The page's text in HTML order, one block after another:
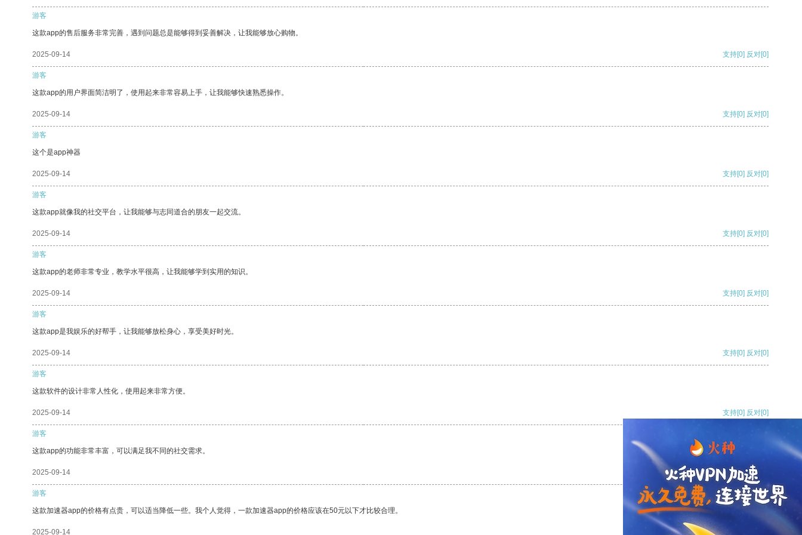
游客
这款app的售后服务非常完善，遇到问题总是能够得到妥善解决，让我能够放心购物。
2025-09-14 支持[0] 反对[0]
游客
这款app的用户界面简洁明了，使用起来非常容易上手，让我能够快速熟悉操作。
2025-09-14 支持[0] 反对[0]
游客
这个是app神器
2025-09-14 支持[0] 反对[0]
游客
这款app就像我的社交平台，让我能够与志同道合的朋友一起交流。
2025-09-14 支持[0] 反对[0]
游客
这款app的老师非常专业，教学水平很高，让我能够学到实用的知识。
2025-09-14 支持[0] 反对[0]
游客
这款app是我娱乐的好帮手，让我能够放松身心，享受美好时光。
2025-09-14 支持[0] 反对[0]
游客
这款软件的设计非常人性化，使用起来非常方便。
2025-09-14 支持[0] 反对[0]
游客
这款app的功能非常丰富，可以满足我不同的社交需求。
2025-09-14 支持[0] 反对
游客
这款加速器app的价格有点贵，可以适当降低一些。我个人觉得，一款加速器app的价格应该在50元以下才比较合理。
2025-09-14 支持